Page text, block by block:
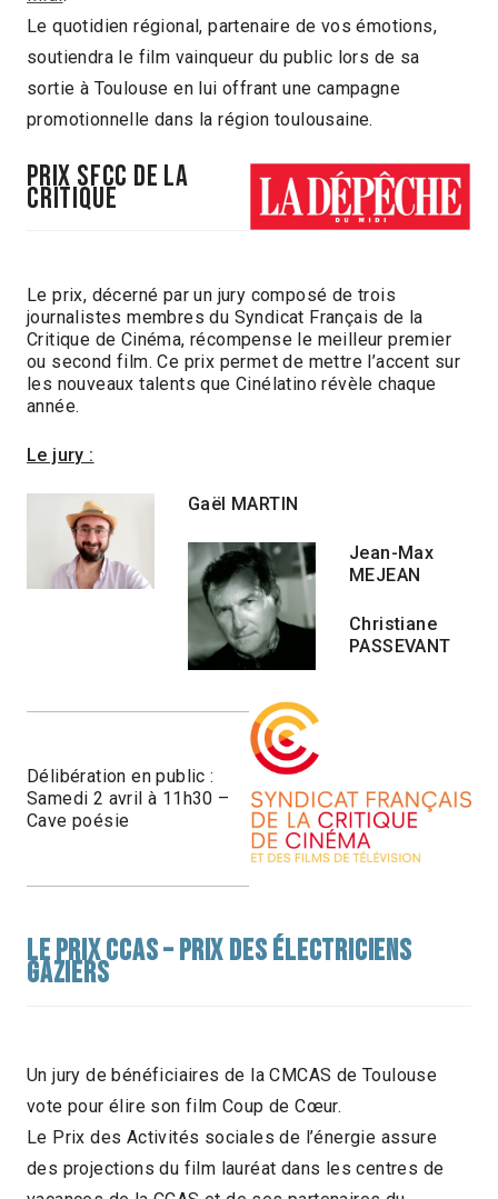
Le quotidien régional, partenaire de vos émotions,
soutiendra le film vainqueur du public lors de sa
sortie à Toulouse en lui offrant une campagne
promotionnelle dans la région toulousaine.
PRIX SFCC DE LA
CRITIQUE
Le prix, décerné par un jury composé de trois
journalistes membres du Syndicat Français de la
Critique de Cinéma, récompense le meilleur premier
ou second film. Ce prix permet de mettre l’accent sur
les nouveaux talents que Cinélatino révèle chaque
année.
Le jury :
Gaël MARTIN
Jean-Max
MEJEAN
Christiane
PASSEVANT
Délibération en public :
Samedi 2 avril à 11h30 –
Cave poésie
LE PRIX CCAS – PRIX DES ÉLECTRICIENS
GAZIERS
Un jury de bénéficiaires de la CMCAS de Toulouse
vote pour élire son film Coup de Cœur.
Le Prix des Activités sociales de l’énergie assure
des projections du film lauréat dans les centres de